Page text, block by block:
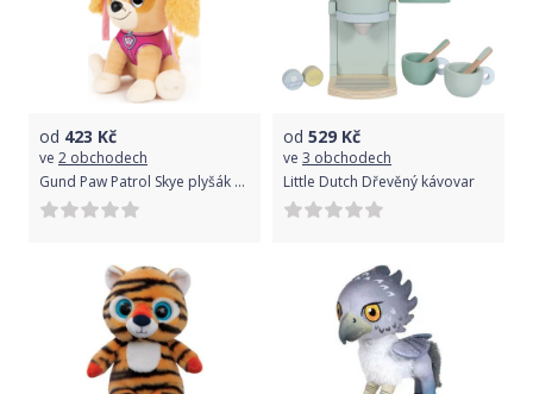
od 423 Kč
ve 2 obchodech
Gund Paw Patrol Skye plyšák 23 cm
od 529 Kč
ve 3 obchodech
Little Dutch Dřevěný kávovar